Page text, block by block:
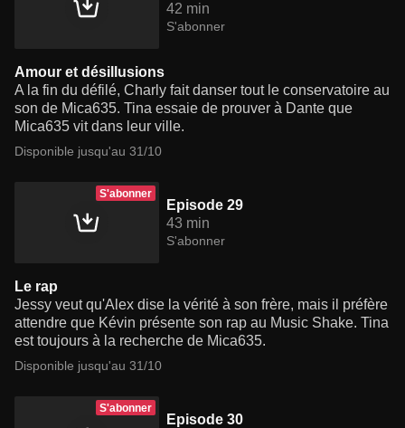
42 min
S'abonner
Amour et désillusions
A la fin du défilé, Charly fait danser tout le conservatoire au
son de Mica635. Tina essaie de prouver à Dante que
Mica635 vit dans leur ville.
Disponible jusqu'au 31/10
S'abonner
Episode 29
43 min
S'abonner
Le rap
Jessy veut qu'Alex dise la vérité à son frère, mais il préfère
attendre que Kévin présente son rap au Music Shake. Tina
est toujours à la recherche de Mica635.
Disponible jusqu'au 31/10
S'abonner
Episode 30